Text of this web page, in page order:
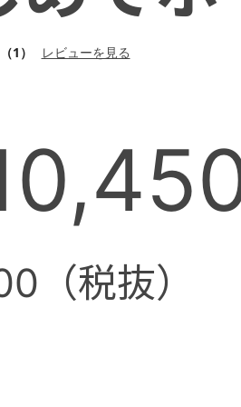
（1） レビューを見る
（税抜）